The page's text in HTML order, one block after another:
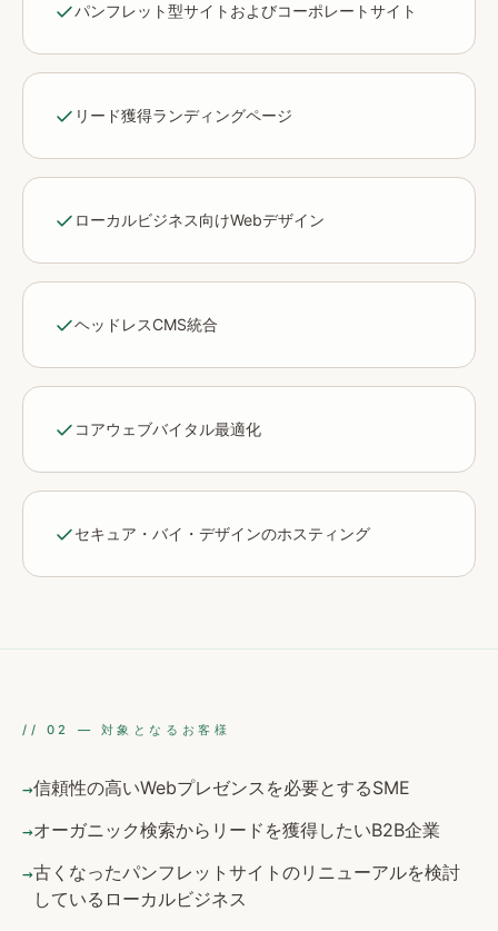
パンフレット型サイトおよびコーポレートサイト
リード獲得ランディングページ
ローカルビジネス向けWebデザイン
ヘッドレスCMS統合
コアウェブバイタル最適化
セキュア・バイ・デザインのホスティング
// 02 — 対象となるお客様
→信頼性の高いWebプレゼンスを必要とするSME
→オーガニック検索からリードを獲得したいB2B企業
→古くなったパンフレットサイトのリニューアルを検討
しているローカルビジネス